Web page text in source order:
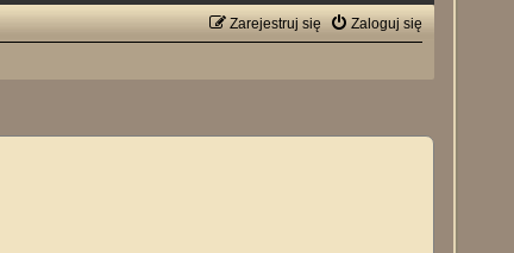
Zaloguj się
Zarejestruj się